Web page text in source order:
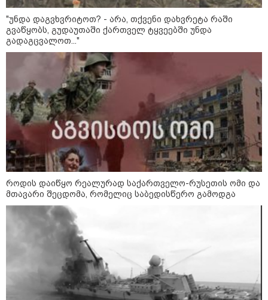
12:46 / 07-08-2026
ოკუპირებულ აფხაზეთში საწვავის
დეფიციტია, კილომეტრიანი რიგები და
შეზღუდვა საწვავის ჩასხმაზე - რა
ინფორმაციას აქვეყნებს "დემოკრატიის
კვლევის ინსტიტუტი“
14:23 / 05-08-2026
ევროპელმა და რუსმა ყოფილმა
მაღალჩინოსნებმა უკრაინაში
ომთან დაკავშირებით
მოლაპარაკებები გამართეს - რა
არის ცნობილი შეხვედრაზე
ხანძარია
09:12 / 05-08-2026
"უნდა დაგვხვრიტოთ? - არა, თქვენი დახვრეტა რაში
გვაწყობს, გუდაუთაში ქართველ ტყვეებში უნდა
გადაგცვალოთ..."
როდის დაიწყო რეალურად საქართველო-რუსეთის ომი და
მთავარი შეცდომა, რომელიც საბედისწერო გამოდგა